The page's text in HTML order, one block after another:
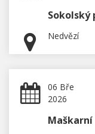
Sokolský
Nedvězí
06 Bře
2026
Maškarní